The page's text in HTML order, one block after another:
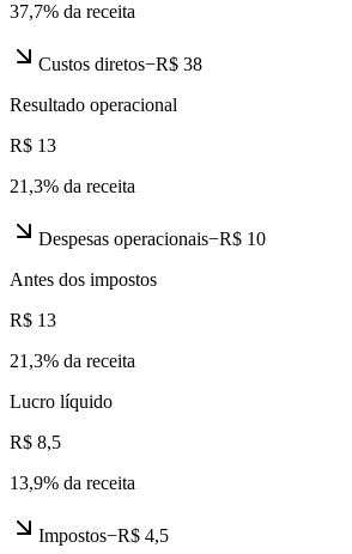
37,7% da receita
Custos diretos−R$ 38
Resultado operacional
R$ 13
21,3% da receita
Despesas operacionais−R$ 10
Antes dos impostos
R$ 13
21,3% da receita
Lucro líquido
R$ 8,5
13,9% da receita
Impostos−R$ 4,5